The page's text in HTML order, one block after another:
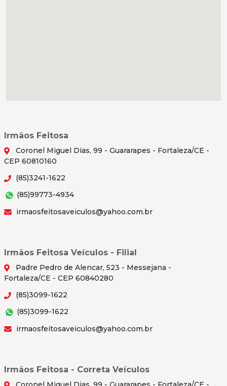
Irmãos Feitosa
Coronel Miguel Dias, 99 - Guararapes - Fortaleza/CE -
CEP 60810160
(85)3241-1622
(85)99773-4934
irmaosfeitosaveiculos@yahoo.com.br
Irmãos Feitosa Veículos - Filial
Padre Pedro de Alencar, 523 - Messejana -
Fortaleza/CE - CEP 60840280
(85)3099-1622
(85)3099-1622
irmaosfeitosaveiculos@yahoo.com.br
Irmãos Feitosa - Correta Veículos